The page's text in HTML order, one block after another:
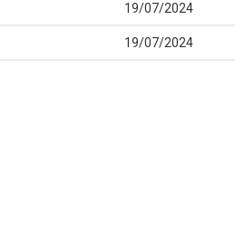
19/07/2024
19/07/2024